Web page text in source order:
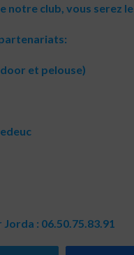
notre club, vous serez
et pelouse)
: 06.50.75.83.91